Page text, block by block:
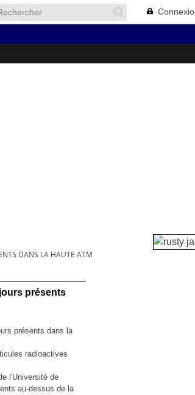
DANS LA HAUTE ATMOSPHÈRE TERRESTRE
présents
présents dans la
radioactives
l'Université de
au-dessus de la